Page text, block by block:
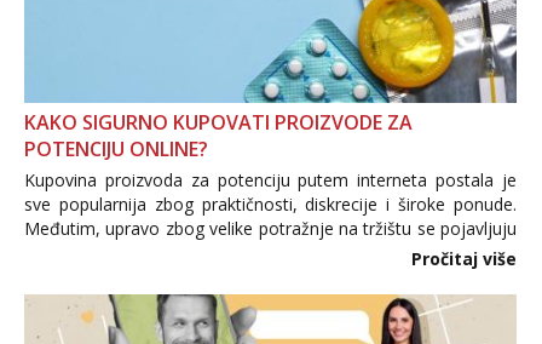
KAKO SIGURNO KUPOVATI PROIZVODE ZA
POTENCIJU ONLINE?
Kupovina proizvoda za potenciju putem interneta postala je
sve popularnija zbog praktičnosti, diskrecije i široke ponude.
Međutim, upravo zbog velike potražnje na tržištu se pojavljuju
i brojni krivotvoreni proizvodi, nepouzdane internetske
Pročitaj više